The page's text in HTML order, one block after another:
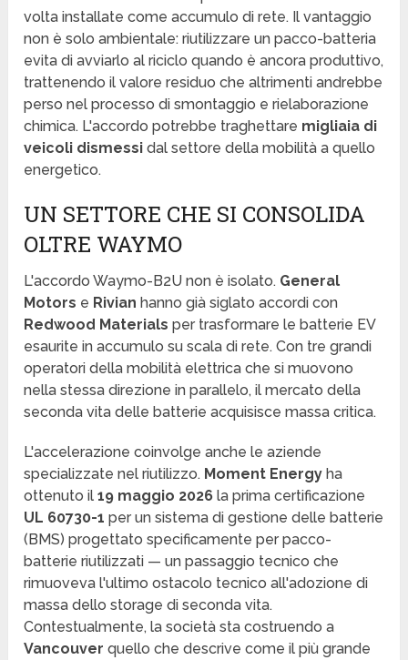
volta installate come accumulo di rete. Il vantaggio
non è solo ambientale: riutilizzare un pacco-batteria
evita di avviarlo al riciclo quando è ancora produttivo,
trattenendo il valore residuo che altrimenti andrebbe
perso nel processo di smontaggio e rielaborazione
chimica. L'accordo potrebbe traghettare migliaia di
veicoli dismessi dal settore della mobilità a quello
energetico.
UN SETTORE CHE SI CONSOLIDA
OLTRE WAYMO
L'accordo Waymo-B2U non è isolato. General
Motors e Rivian hanno già siglato accordi con
Redwood Materials per trasformare le batterie EV
esaurite in accumulo su scala di rete. Con tre grandi
operatori della mobilità elettrica che si muovono
nella stessa direzione in parallelo, il mercato della
seconda vita delle batterie acquisisce massa critica.
L'accelerazione coinvolge anche le aziende
specializzate nel riutilizzo. Moment Energy ha
ottenuto il19 maggio 2026 la prima certificazione
UL 60730-1 per un sistema di gestione delle batterie
(BMS) progettato specificamente per pacco-
batterie riutilizzati — un passaggio tecnico che
rimuoveva l'ultimo ostacolo tecnico all'adozione di
massa dello storage di seconda vita.
Contestualmente, la società sta costruendo a
Vancouver quello che descrive come il più grande